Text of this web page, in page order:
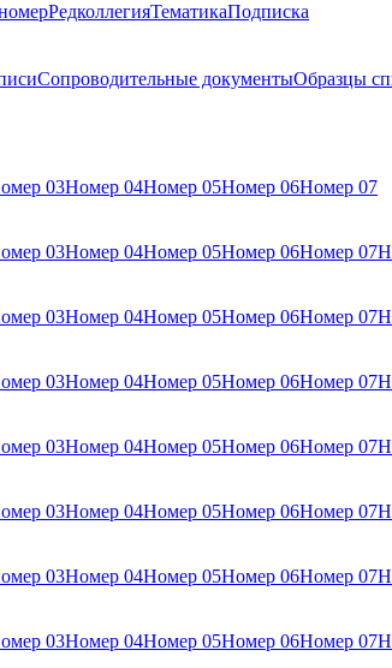
РедколлегияТематикаПодписка
Сопроводительные документыОбразцы
03Номер 04Номер 05Номер 06Номер 07
03Номер 04Номер 05Номер 06Номер 07
03Номер 04Номер 05Номер 06Номер 07
03Номер 04Номер 05Номер 06Номер 07
03Номер 04Номер 05Номер 06Номер 07
03Номер 04Номер 05Номер 06Номер 07
03Номер 04Номер 05Номер 06Номер 07
03Номер 04Номер 05Номер 06Номер 07